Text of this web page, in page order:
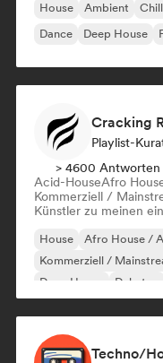
House Ambient
Dance
Deep House
Cracking
Playlist-
> 4600 Antworten
Acid-HouseAfro
Kommerziell /
Künstler zu meinen
House Afro House /
Kommerziell /
Deep House
Dubstep